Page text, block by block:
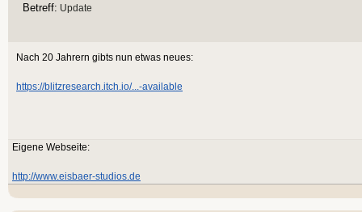
Betreff: Update
Nach 20 Jahrern gibts nun etwas neues:
https://blitzresearch.itch.io/...-available
Eigene Webseite:
http://www.eisbaer-studios.de